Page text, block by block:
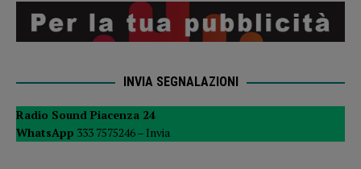
INVIA SEGNALAZIONI
Radio Sound Piacenza 24
WhatsApp 333 7575246 – Invia